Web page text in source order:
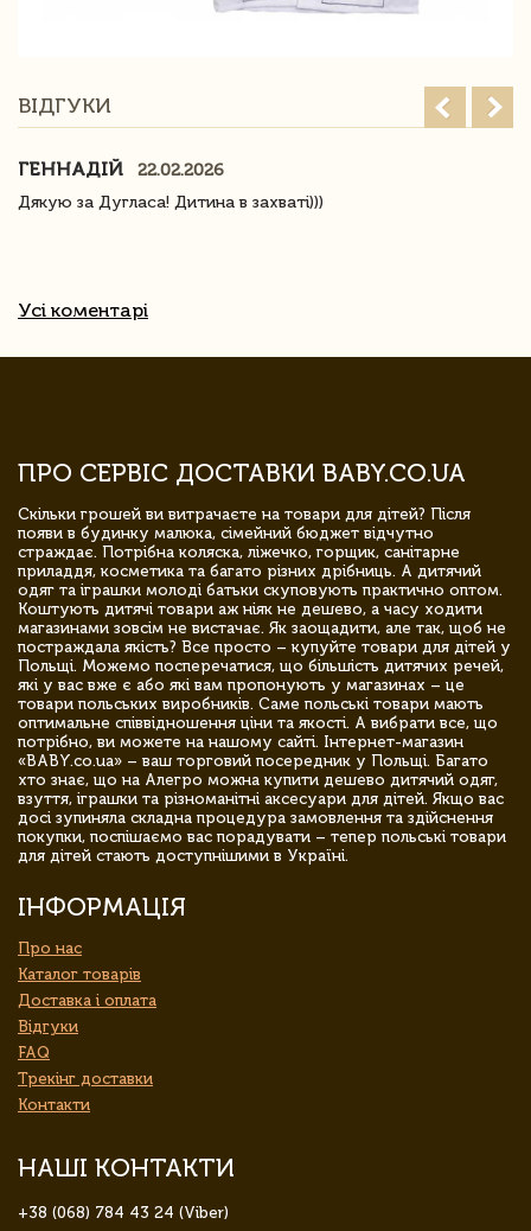
ВІДГУКИ
ГЕННАДІЙ
22.02.2026
Дякую за Дугласа! Дитина в захваті)))
Усі коментарі
ПРО СЕРВІС ДОСТАВКИ BABY.CO.UA
Скільки грошей ви витрачаєте на товари для дітей? Після
появи в будинку малюка, сімейний бюджет відчутно
страждає. Потрібна коляска, ліжечко, горщик, санітарне
приладдя, косметика та багато різних дрібниць. А дитячий
одяг та іграшки молоді батьки скуповують практично оптом.
Коштують дитячі товари аж ніяк не дешево, а часу ходити
магазинами зовсім не вистачає. Як заощадити, але так, щоб не
постраждала якість? Все просто – купуйте товари для дітей у
Польщі. Можемо посперечатися, що більшість дитячих речей,
які у вас вже є або які вам пропонують у магазинах – це
товари польських виробників. Саме польські товари мають
оптимальне співвідношення ціни та якості. А вибрати все, що
потрібно, ви можете на нашому сайті. Інтернет-магазин
«BABY.co.ua» – ваш торговий посередник у Польщі. Багато
хто знає, що на Алегро можна купити дешево дитячий одяг,
взуття, іграшки та різноманітні аксесуари для дітей. Якщо вас
досі зупиняла складна процедура замовлення та здійснення
покупки, поспішаємо вас порадувати – тепер польські товари
для дітей стають доступнішими в Україні.
ІНФОРМАЦІЯ
Про нас
Каталог товарів
Доставка і оплата
Відгуки
FAQ
Трекінг доставки
Контакти
НАШІ КОНТАКТИ
+38 (068) 784 43 24 (Viber)